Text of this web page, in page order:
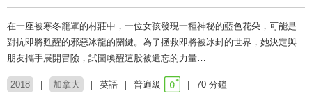
在一座被寒冬籠罩的村莊中，一位女孩發現一種神秘的藍色花朵，可能是
對抗即將甦醒的邪惡冰龍的關鍵。為了拯救即將被冰封的世界，她決定與
朋友攜手展開冒險，試圖喚醒這股被遺忘的力量…
2018 加拿大 英語 普遍級 70 分鐘